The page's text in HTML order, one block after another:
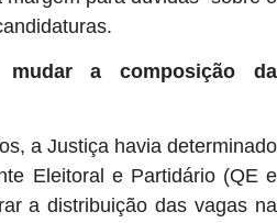
mudar a composição da
a Justiça havia determinado
Eleitoral e Partidário (QE e
a distribuição das vagas na